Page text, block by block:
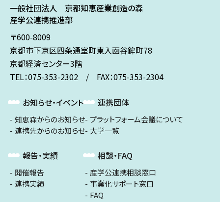
一般社団法人 京都知恵産業創造の森
産学公連携推進部
〒600-8009
京都市下京区四条通室町東入函谷鉾町78
京都経済センター3階
TEL：075-353-2302 / FAX：075-353-2304
お知らせ・イベント
知恵森からのお知らせ
連携先からのお知らせ
報告・実績
開催報告
連携実績
連携団体
プラットフォーム会議について
大学一覧
相談・FAQ
産学公連携相談窓口
事業化サポート窓口
FAQ